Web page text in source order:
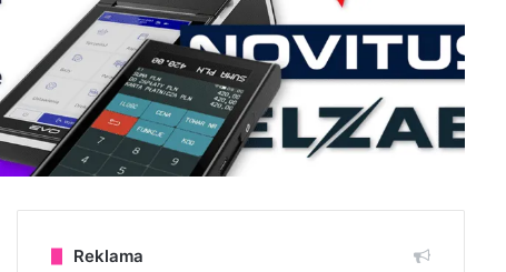
Reklama